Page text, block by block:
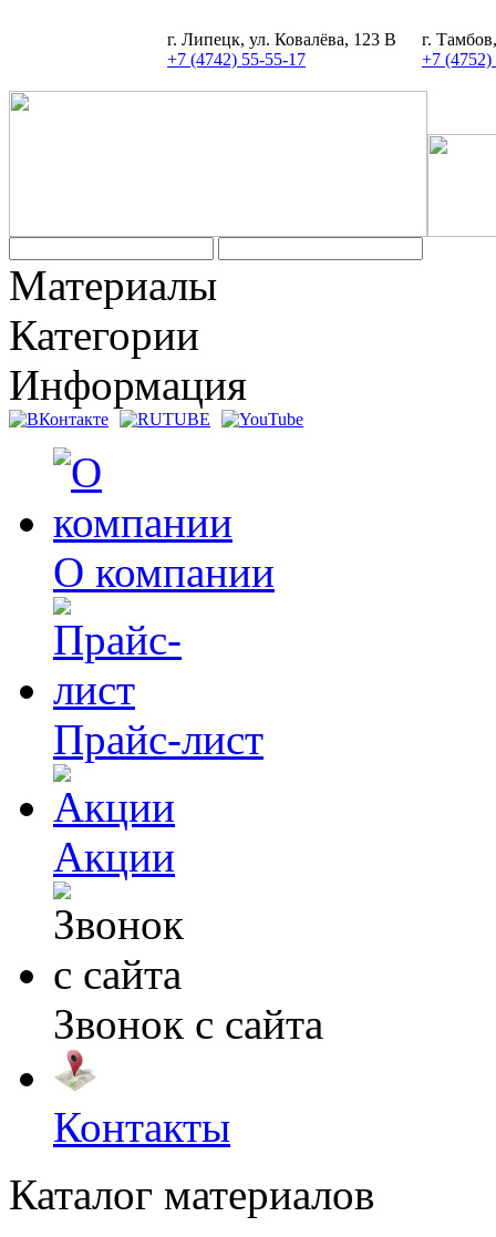
г. Липецк, ул. Ковалёва, 123 В
+7 (4742) 55-55-17
г.
+7 (4752)
Материалы
Категории
Информация
О компании
Прайс-лист
Акции
Звонок с сайта
Контакты
Каталог материалов